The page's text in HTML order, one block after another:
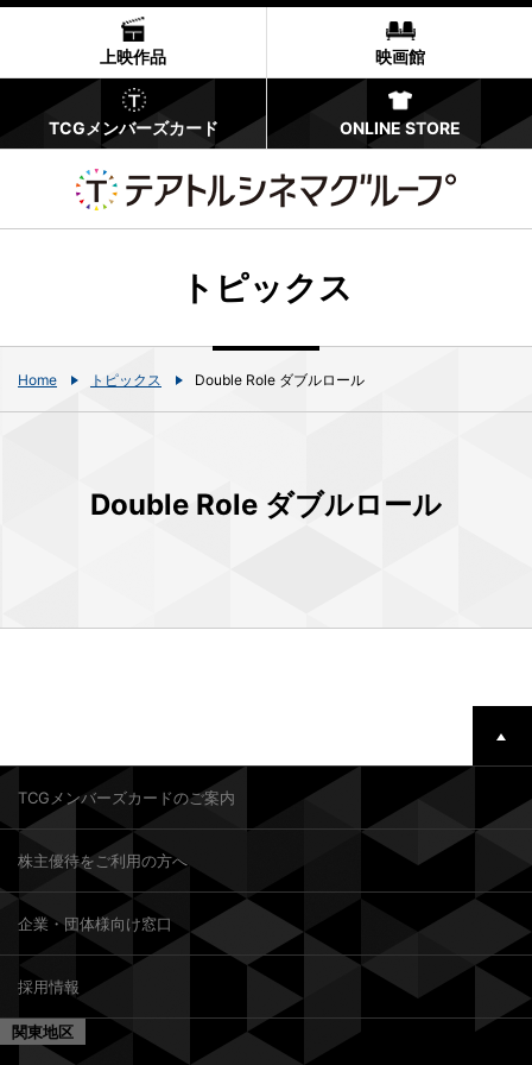
上映作品 映画館
TCGメンバーズカード ONLINE STORE
トピックス
Home トピックス Double Role ダブルロール
Double Role ダブルロール
TCGメンバーズカードのご案内
株主優待をご利用の方へ
企業・団体様向け窓口
採用情報
関東地区